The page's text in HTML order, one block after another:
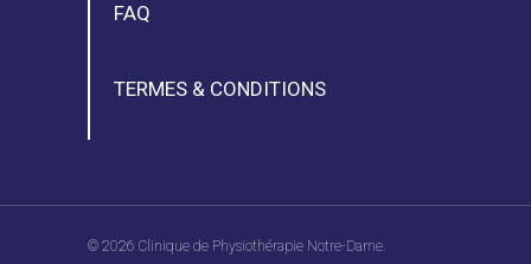
FAQ
TERMES & CONDITIONS
© 2026 Clinique de Physiothérapie Notre-Dame.